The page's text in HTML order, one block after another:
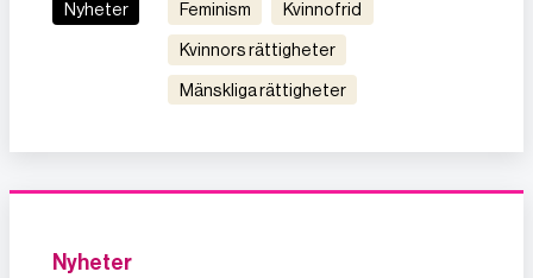
Nyheter feminism kvinnofrid
kvinnors rättigheter
mänskliga rättigheter
Nyheter